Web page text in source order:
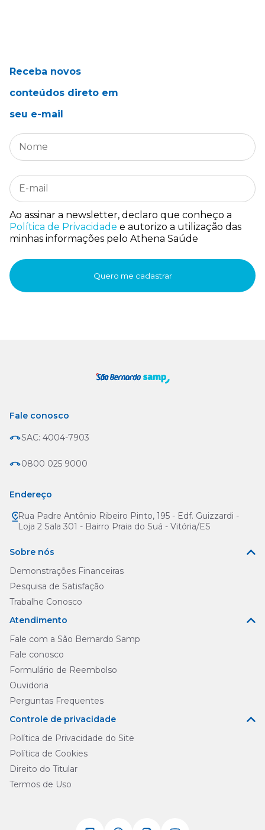
Receba novos
conteúdos direto em
seu e-mail
Ao assinar a newsletter, declaro que conheço a
Política de Privacidade e autorizo a utilização das
minhas informações pelo Athena Saúde
Quero me cadastrar
Fale conosco
SAC: 4004-7903
0800 025 9000
Endereço
Rua Padre Antônio Ribeiro Pinto, 195 - Edf. Guizzardi -
Loja 2 Sala 301 - Bairro Praia do Suá - Vitória/ES
Sobre nós
Demonstrações Financeiras
Pesquisa de Satisfação
Trabalhe Conosco
Atendimento
Fale com a São Bernardo Samp
Fale conosco
Formulário de Reembolso
Ouvidoria
Perguntas Frequentes
Controle de privacidade
Política de Privacidade do Site
Política de Cookies
Direito do Titular
Termos de Uso